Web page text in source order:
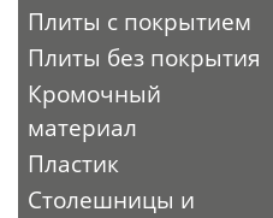
Плиты с покрытием
Плиты без покрытия
Кромочный
материал
Пластик
Столешницы и